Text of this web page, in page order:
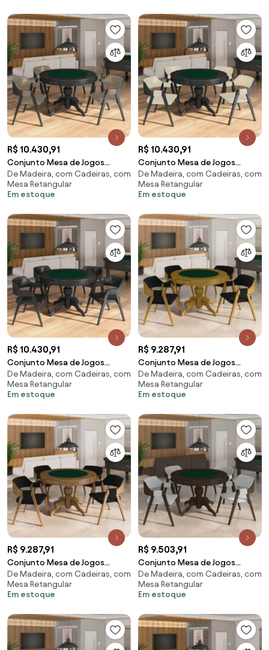
R$ 10.430,91
Conjunto Mesa de Jogos
Carteado Bellagio Tampo
Reversível e 4 Cadeiras Madeira
Poker Base Estrela PU
De Madeira, com Cadeiras, com
Mesa Retangular
Em estoque
R$ 10.430,91
Conjunto Mesa de Jogos
Carteado Bellagio Tampo
Reversível e 4 Cadeiras Madeira
Poker Base Estrela PU
Belo
De Madeira, com Cadeiras, com
Mesa Retangular
Em estoque
R$ 10.430,91
Conjunto Mesa de Jogos
Carteado Bellagio Tampo
Reversível e 4 Cadeiras Madeira
Poker Base Estrela PU
De Madeira, com Cadeiras, com
Mesa Retangular
Em estoque
R$ 9.287,91
Conjunto Mesa de Jogos
Carteado Bellagio Tampo
Reversível e 4 Cadeiras Madeira
Poker Base Estrela Veludo
De Madeira, com Cadeiras, com
Mesa Retangular
Em estoque
R$ 9.287,91
Conjunto Mesa de Jogos
Carteado Bellagio Tampo
Reversível e 4 Cadeiras Madeira
Poker Base Estrela Veludo
De Madeira, com Cadeiras, com
Mesa Retangular
Em estoque
R$ 9.503,91
Conjunto Mesa de Jogos
Carteado Bellagio Tampo
Reversível Verde e 4 Cadeiras
Madeira Poker Base Estrela
Gran Belo
De Madeira, com Cadeiras, com
Mesa Retangular
Em estoque